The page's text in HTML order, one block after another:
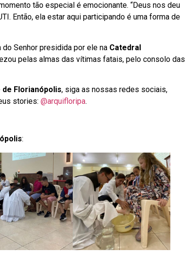
tão especial é emocionante. “Deus nos deu
Então, ela estar aqui participando é uma forma de
Senhor presidida por ele na Catedral
pelas almas das vítimas fatais, pelo consolo das
de Florianópolis, siga as nossas redes sociais,
stories: @arquifloripa.
: